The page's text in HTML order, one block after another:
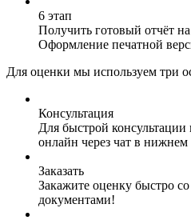
6 этап
Получить готовый отчёт
Оформление печатной
Для оценки мы используем три
Консультация
Для быстрой консультации
онлайн через чат в нижнем
Заказать
Закажите оценку быстро
документами!